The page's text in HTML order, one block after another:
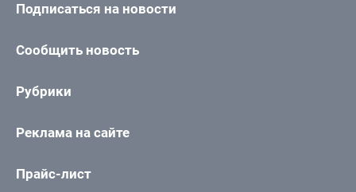
Подписаться на новости
Сообщить новость
Рубрики
Реклама на сайте
Прайс-лист